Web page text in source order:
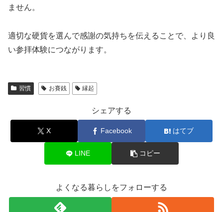
ません。
適切な硬貨を選んで感謝の気持ちを伝えることで、より良
い参拝体験につながります。
習慣 お賽銭 縁起
シェアする
X Facebook はてブ
LINE コピー
よくなる暮らしをフォローする